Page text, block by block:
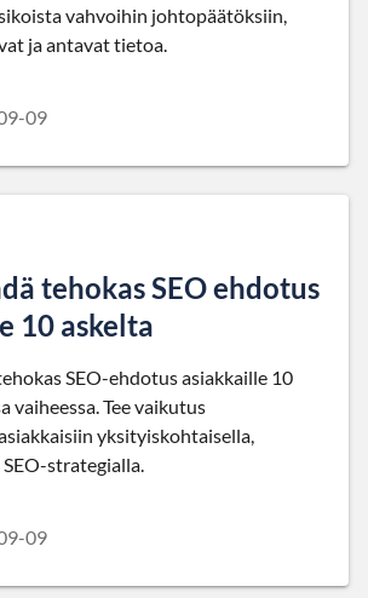
vahvoihin johtopäätöksiin,
ja antavat tietoa.
09
tehokas SEO ehdotus
10 askelta
SEO-ehdotus asiakkaille 10
vaiheessa. Tee vaikutus
yksityiskohtaisella,
strategialla.
09